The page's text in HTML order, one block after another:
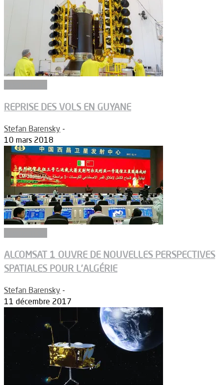
REPRISE DES VOLS EN GUYANE
Stefan Barensky -
10 mars 2018
ALCOMSAT 1 OUVRE DE NOUVELLES PERSPECTIVES
SPATIALES POUR L’ALGÉRIE
Stefan Barensky -
11 décembre 2017